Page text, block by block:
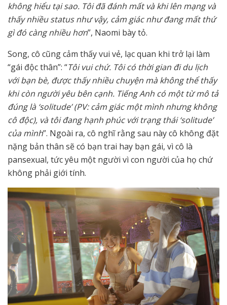
không hiểu tại sao. Tôi đã đánh mất và khi lên mạng và
thấy nhiều status như vậy, cảm giác như đang mất thứ
gì đó càng nhiều hơn”, Naomi bày tỏ.
Song, cô cũng cảm thấy vui vẻ, lạc quan khi trở lại làm
“gái độc thân”: “Tôi vui chứ. Tôi có thời gian đi du lịch
với bạn bè, được thấy nhiều chuyện mà không thể thấy
khi còn người yêu bên cạnh. Tiếng Anh có một từ mô tả
đúng là ‘solitude’ (PV: cảm giác một mình nhưng không
cô độc), và tôi đang hạnh phúc với trạng thái ‘solitude’
của mình”. Ngoài ra, cô nghĩ rằng sau này cô không đặt
nặng bản thân sẽ có bạn trai hay bạn gái, vì cô là
pansexual, tức yêu một người vì con người của họ chứ
không phải giới tính.